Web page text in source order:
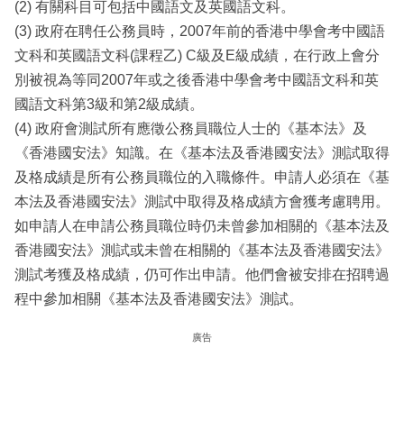
(2) 有關科目可包括中國語文及英國語文科。
(3) 政府在聘任公務員時，2007年前的香港中學會考中國語
文科和英國語文科(課程乙) C級及E級成績，在行政上會分
別被視為等同2007年或之後香港中學會考中國語文科和英
國語文科第3級和第2級成績。
(4) 政府會測試所有應徵公務員職位人士的《基本法》及
《香港國安法》知識。在《基本法及香港國安法》測試取得
及格成績是所有公務員職位的入職條件。申請人必須在《基
本法及香港國安法》測試中取得及格成績方會獲考慮聘用。
如申請人在申請公務員職位時仍未曾參加相關的《基本法及
香港國安法》測試或未曾在相關的《基本法及香港國安法》
測試考獲及格成績，仍可作出申請。他們會被安排在招聘過
程中參加相關《基本法及香港國安法》測試。
廣告